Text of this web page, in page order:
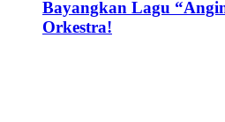
Bayangkan Lagu
Orkestra!